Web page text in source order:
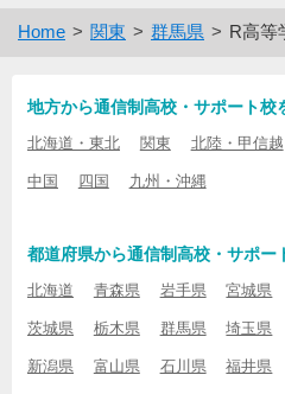
Home 関東 群馬県 R高等
地方から通信制高校・サポート校
北海道・東北 関東 北陸・甲信越
中国 四国 九州・沖縄
都道府県から通信制高校・サポー
北海道 青森県 岩手県 宮城県
茨城県 栃木県 群馬県 埼玉県
新潟県 富山県 石川県 福井県